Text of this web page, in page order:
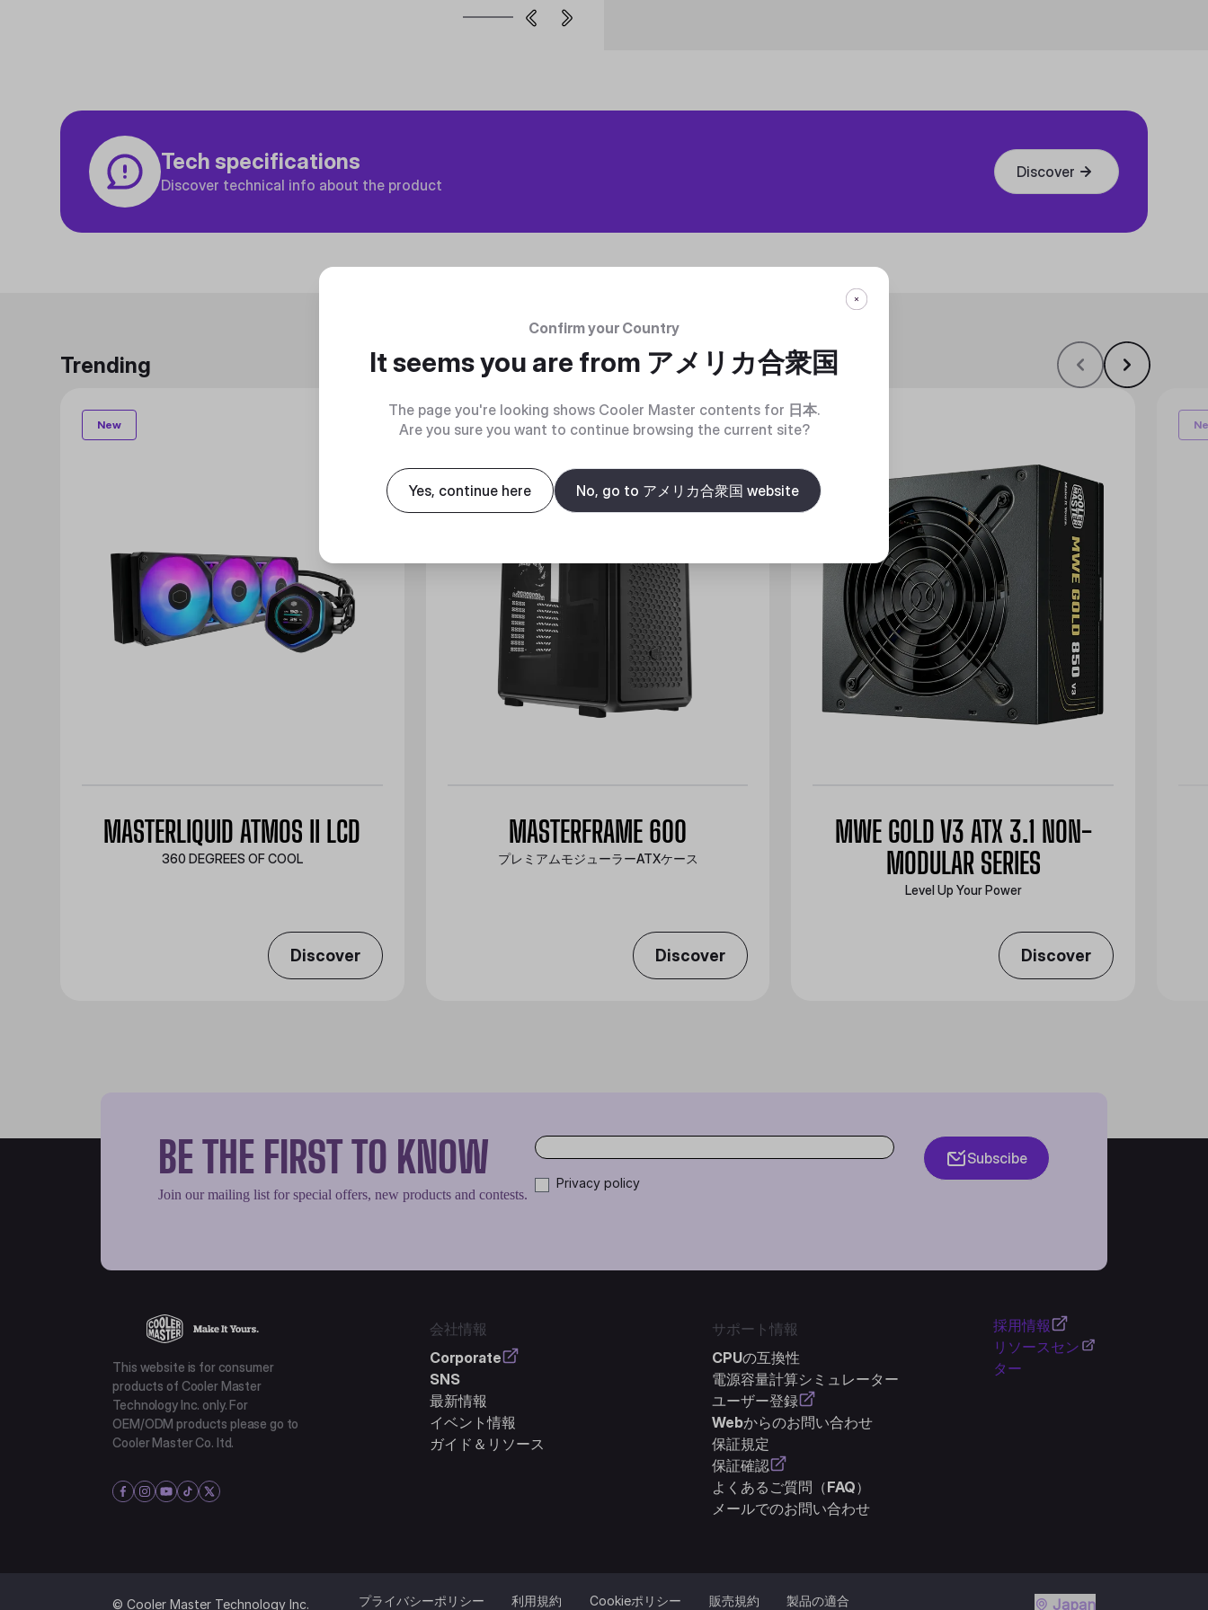
Tech specifications
Discover technical info about the product
Discover
Trending
New
MASTERLIQUID ATMOS II LCD
360 DEGREES OF COOL​
Discover
New
MASTERFRAME 600
プレミアムモジューラーATXケース
Discover
MWE GOLD V3 ATX 3.1 NON-
MODULAR SERIES
Level Up Your Power
Discover
BE THE FIRST TO KNOW
Join our mailing list for special offers, new products and contests.
Privacy policy
Subscibe
This website is for consumer
products of Cooler Master
Technology Inc. only. For
OEM/ODM products please go to
Cooler Master Co. ltd.
会社情報
Corporate
SNS
最新情報
イベント情報
ガイド＆リソース
サポート情報
CPUの互換性
電源容量計算シミュレーター
ユーザー登録
Webからのお問い合わせ
保証規定
保証確認
よくあるご質問（FAQ）
メールでのお問い合わせ
採用情報
リソースセン
ター
© Cooler Master Technology Inc. プライバシーポリシー 利用規約 Cookieポリシー 販売規約 製品の適合 Japan
Confirm your Country
It seems you are from アメリカ合衆国
The page you're looking shows Cooler Master contents for 日本.
Are you sure you want to continue browsing the current site?
Yes, continue here No, go to アメリカ合衆国 website